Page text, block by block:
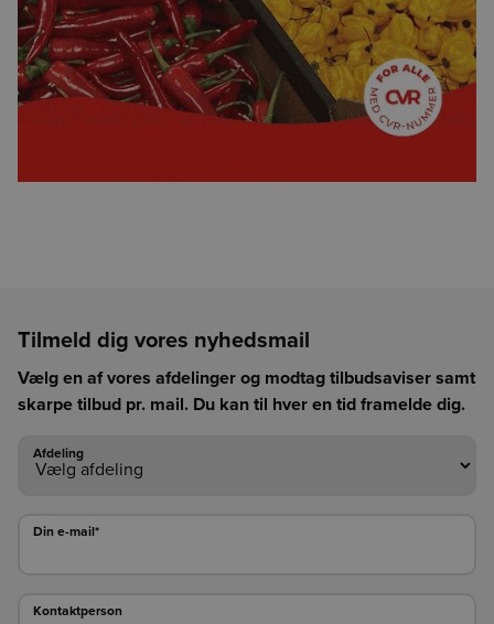
Tilmeld dig vores nyhedsmail
Vælg en af vores afdelinger og modtag tilbudsaviser samt
skarpe tilbud pr. mail. Du kan til hver en tid framelde dig.
Afdeling
Afdeling
Din e-mail*
Din e-mail*
Kontaktperson
Kontaktperson